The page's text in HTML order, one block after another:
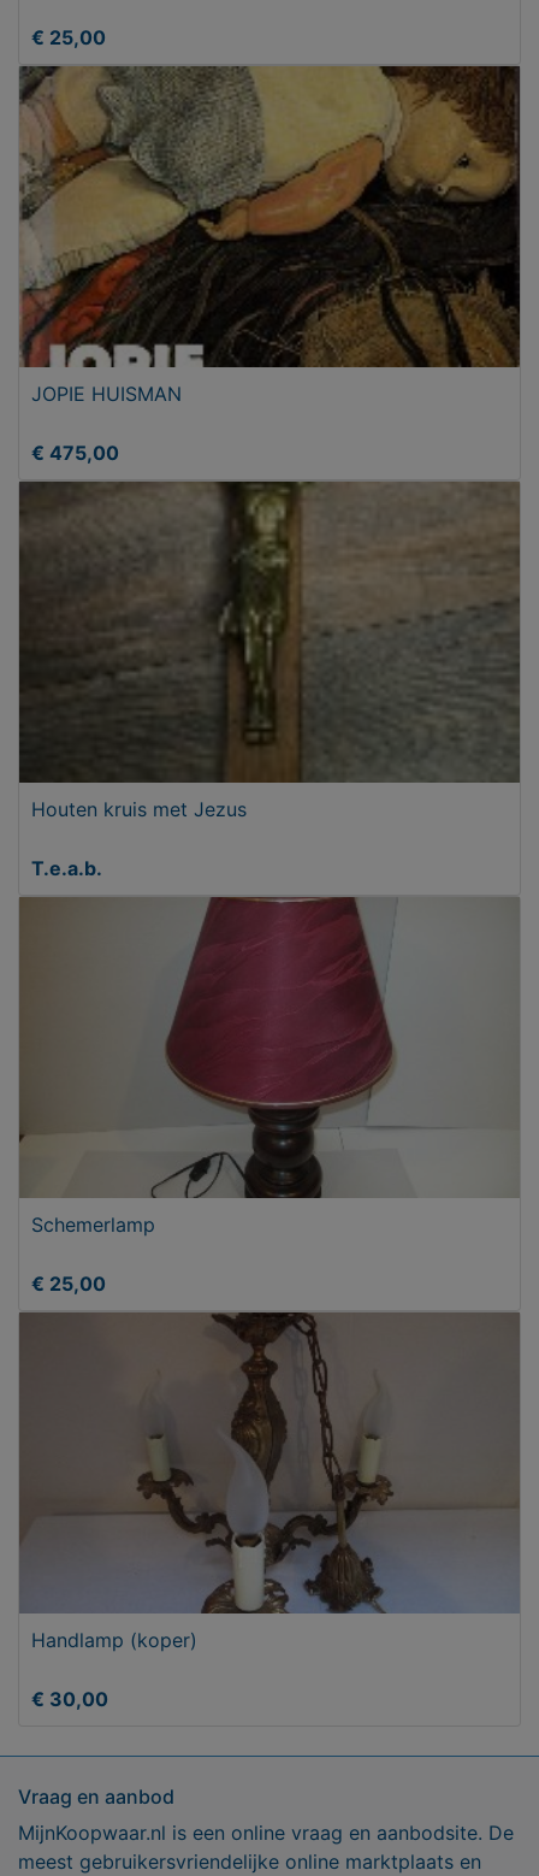
€ 25,00
JOPIE HUISMAN
€ 475,00
Houten kruis met Jezus
T.e.a.b.
Schemerlamp
€ 25,00
Handlamp (koper)
€ 30,00
Vraag en aanbod
MijnKoopwaar.nl is een online vraag en aanbodsite. De
meest gebruikersvriendelijke online marktplaats en